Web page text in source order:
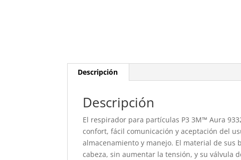
Descripción
Descripción
El respirador para partículas P3 3M™ Aura
confort, fácil comunicación y aceptación del
almacenamiento y manejo. El material de
cabeza, sin aumentar la tensión, y su válvula